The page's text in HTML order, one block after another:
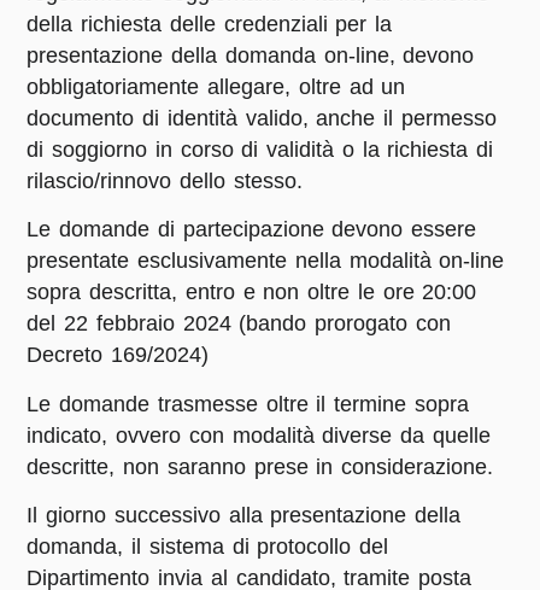
della richiesta delle credenziali per la
presentazione della domanda on-line, devono
obbligatoriamente allegare, oltre ad un
documento di identità valido, anche il permesso
di soggiorno in corso di validità o la richiesta di
rilascio/rinnovo dello stesso.
Le domande di partecipazione devono essere
presentate esclusivamente nella modalità on-line
sopra descritta, entro e non oltre le ore 20:00
del 22 febbraio 2024 (bando prorogato con
Decreto 169/2024)
Le domande trasmesse oltre il termine sopra
indicato, ovvero con modalità diverse da quelle
descritte, non saranno prese in considerazione.
Il giorno successivo alla presentazione della
domanda, il sistema di protocollo del
Dipartimento invia al candidato, tramite posta